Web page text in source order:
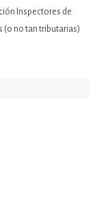
Inspectores de
(o no tan tributarias)